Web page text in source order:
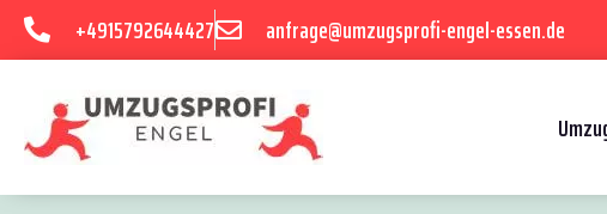
+4915792644427 anfrage@umzugsprofi-engel-essen.de